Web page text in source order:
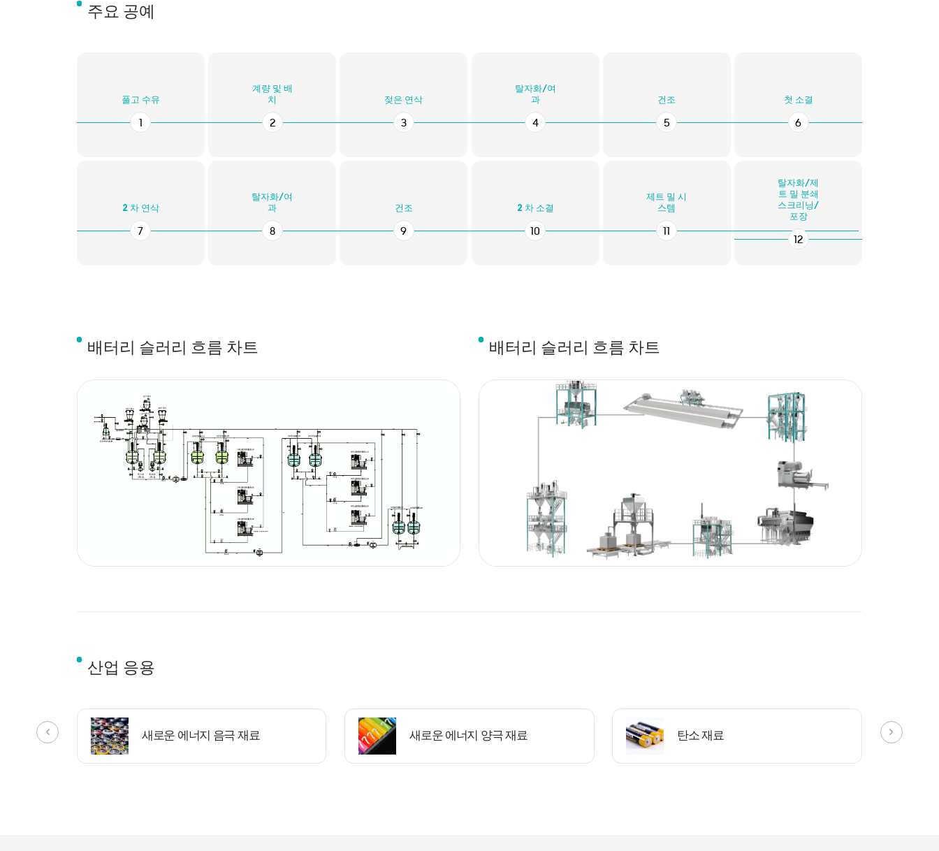
주요 공예
풀고 수유
계량 및 배
치
2
젖은 연삭
3
탈자화/여
과
4
건조
5
첫 소결
6
2 차 연삭
7
탈자화/여
과
8
건조
9
2 차 소결
10
제트 밀 시
스템
탈자화/제
트 밀 분쇄
스크리닝/
포장
12
배터리 슬러리 흐름 차트 배터리 슬러리 흐름 차트
산업 응용
새로운 에너지 음극 재료 새로운 에너지 양극 재료 탄소 재료